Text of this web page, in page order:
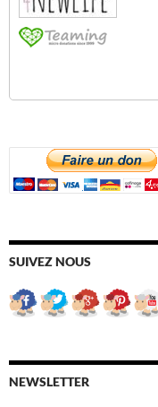
SUIVEZ NOUS
NEWSLETTER